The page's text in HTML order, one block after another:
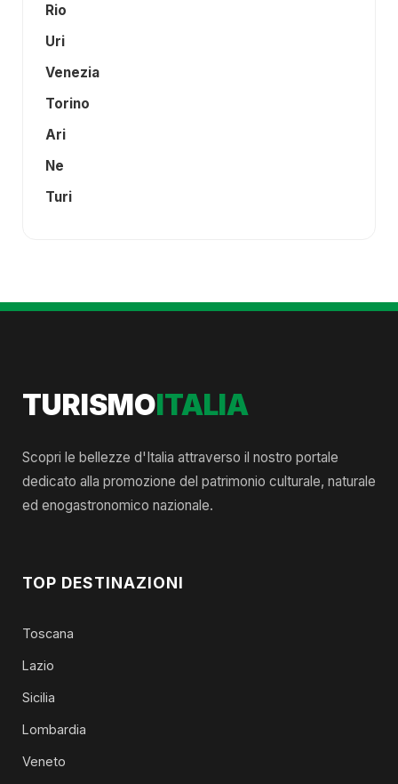
Rio
Uri
Venezia
Torino
Ari
Ne
Turi
TURISMOITALIA
Scopri le bellezze d'Italia attraverso il nostro portale
dedicato alla promozione del patrimonio culturale, naturale
ed enogastronomico nazionale.
TOP DESTINAZIONI
Toscana
Lazio
Sicilia
Lombardia
Veneto